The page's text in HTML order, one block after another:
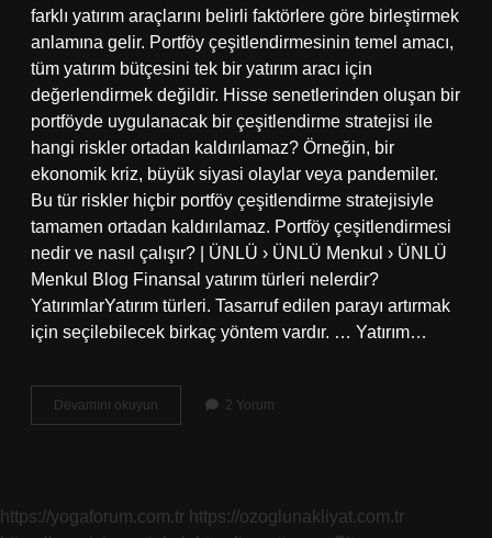
farklı yatırım araçlarını belirli faktörlere göre birleştirmek
anlamına gelir. Portföy çeşitlendirmesinin temel amacı,
tüm yatırım bütçesini tek bir yatırım aracı için
değerlendirmek değildir. Hisse senetlerinden oluşan bir
portföyde uygulanacak bir çeşitlendirme stratejisi ile
hangi riskler ortadan kaldırılamaz? Örneğin, bir
ekonomik kriz, büyük siyasi olaylar veya pandemiler.
Bu tür riskler hiçbir portföy çeşitlendirme stratejisiyle
tamamen ortadan kaldırılamaz. Portföy çeşitlendirmesi
nedir ve nasıl çalışır? | ÜNLÜ › ÜNLÜ Menkul › ÜNLÜ
Menkul Blog Finansal yatırım türleri nelerdir?
YatırımlarYatırım türleri. Tasarruf edilen parayı artırmak
için seçilebilecek birkaç yöntem vardır. … Yatırım…
Devamını okuyun Çeşitlendirme
Nedir
2 Yorum
https://yogaforum.com.tr https://ozoglunakliyat.com.tr